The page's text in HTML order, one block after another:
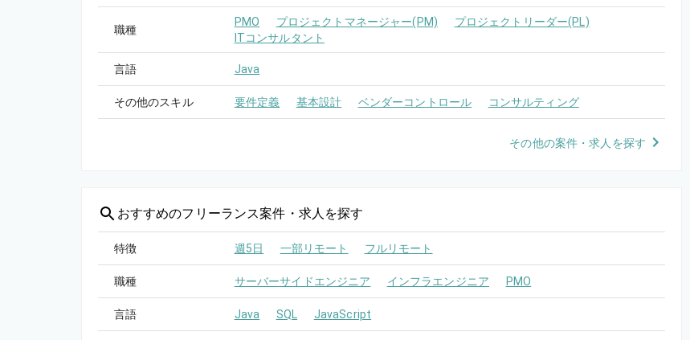
職種
PMO プロジェクトマネージャー(PM)
プロジェクトリーダー(PL)
ITコンサルタント
言語 Java
その他のスキル 要件定義 基本設計 ベンダーコントロール コンサルティング
その他の案件・求人を探す
おすすめのフリーランス案件・求人を探す
特徴 週5日 一部リモート フルリモート
職種 サーバーサイドエンジニア インフラエンジニア PMO
言語 Java SQL JavaScript